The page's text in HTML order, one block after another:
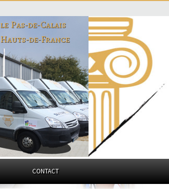
le Pas-de-Calais
Hauts-de-France
CONTACT